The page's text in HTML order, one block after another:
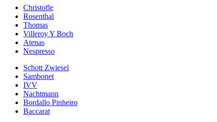
Christofle
Rosenthal
Thomas
Villeroy Y Boch
Atenas
Nespresso
Schott Zwiesel
Sambonet
IVV
Nachtmann
Bordallo Pinheiro
Baccarat